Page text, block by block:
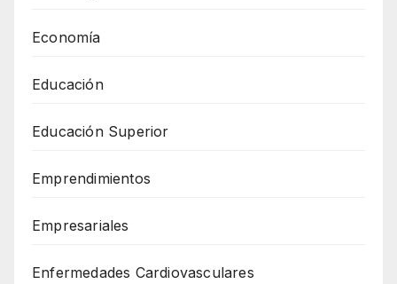
Economía
Educación
Educación Superior
Emprendimientos
Empresariales
Enfermedades Cardiovasculares